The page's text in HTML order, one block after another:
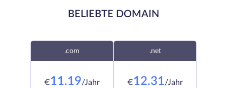
BELIEBTE DOMAIN
.com
€11.19/Jahr
.net
€12.31/Jahr